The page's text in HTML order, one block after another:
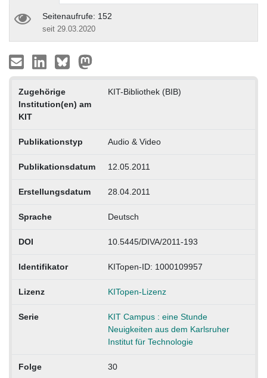
Seitenaufrufe: 152
seit 29.03.2020
Zugehörige
Institution(en) am
KIT
KIT-Bibliothek (BIB)
Publikationstyp Audio & Video
Publikationsdatum 12.05.2011
Erstellungsdatum 28.04.2011
Sprache Deutsch
DOI 10.5445/DIVA/2011-193
Identifikator KITopen-ID: 1000109957
Lizenz KITopen-Lizenz
Serie
KIT Campus : eine Stunde
Neuigkeiten aus dem Karlsruher
Institut für Technologie
Folge 30